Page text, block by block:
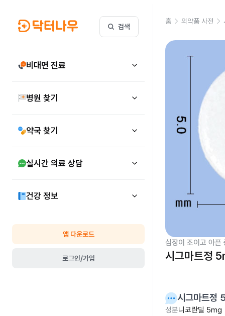
검색
비대면 진료
병원 찾기
약국 찾기
실시간 의료 상담
건강 정보
앱 다운로드
로그인/가입
홈 의약품 사전
심장이 조이고 아픈
시그마트정
시그마트정
성분니코란딜 5mg